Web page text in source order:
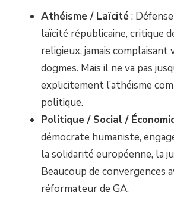
Athéisme / Laïcité:
laïcité républicaine, critique
religieux, jamais complaisant
dogmes. Mais il ne va pas
explicitement l’athéisme
politique.
Politique / Social /
démocrate humaniste,
la solidarité européenne, la
Beaucoup de convergences
réformateur de GA.